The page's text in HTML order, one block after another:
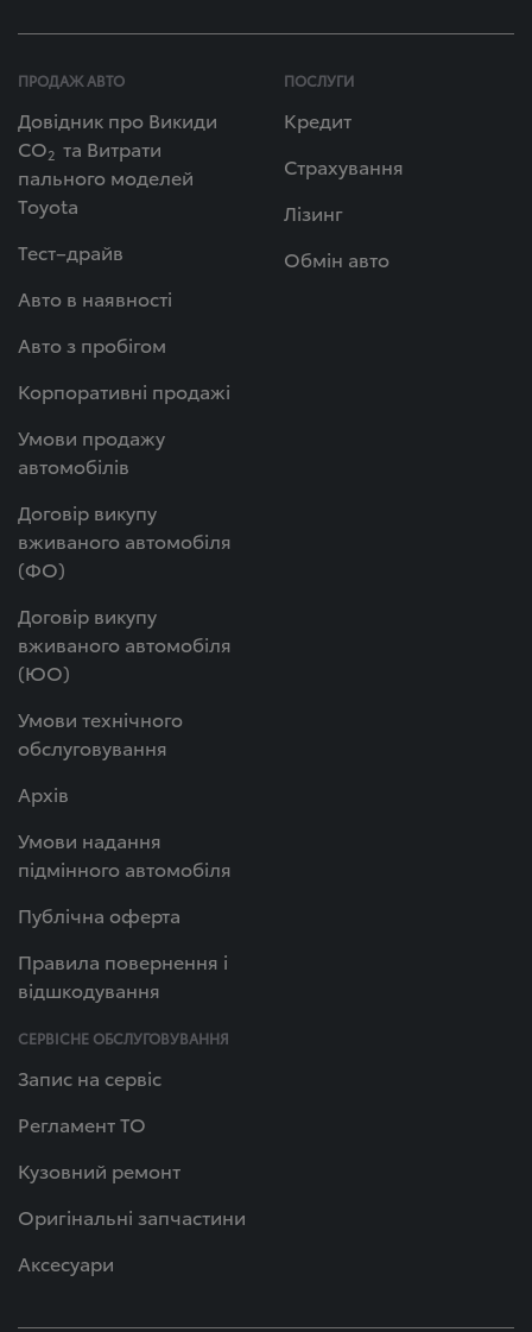
ПРОДАЖ АВТО
Довідник про Викиди
СО2 та Витрати
пального моделей
Toyota
Тест–драйв
Авто в наявності
Авто з пробігом
Корпоративні продажі
Умови продажу
автомобілів
Договір викупу
вживаного автомобіля
(ФО)
Договір викупу
вживаного автомобіля
(ЮО)
Умови технічного
обслуговування
Архів
Умови надання
підмінного автомобіля
Публічна оферта
Правила повернення і
відшкодування
ПОСЛУГИ
Кредит
Страхування
Лізинг
Обмін авто
СЕРВІСНЕ ОБСЛУГОВУВАННЯ
Запис на сервіс
Регламент ТО
Кузовний ремонт
Оригінальні запчастини
Аксесуари